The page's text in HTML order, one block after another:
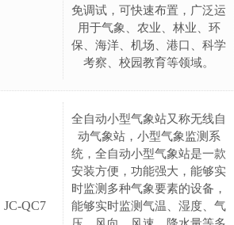
免调试，可快速布置，广泛运
用于气象、农业、林业、环
保、海洋、机场、港口、科学
考察、校园教育等领域。
JC-QC7
全自动小型气象站又称无线自
动气象站，小型气象监测系
统，全自动小型气象站是一款
安装方便，功能强大，能够实
时监测多种气象要素的设备，
能够实时监测气温、湿度、气